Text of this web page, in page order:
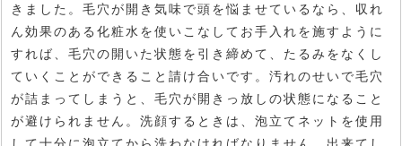
きました。毛穴が開き気味で頭を悩ませているなら、収れ
ん効果のある化粧水を使いこなしてお手入れを施すように
すれば、毛穴の開いた状態を引き締めて、たるみをなくし
ていくことができること請け合いです。汚れのせいで毛穴
が詰まってしまうと、毛穴が開きっ放しの状態になること
が避けられません。洗顔するときは、泡立てネットを使用
して十分に泡立てから洗わなければなりません。出来てし